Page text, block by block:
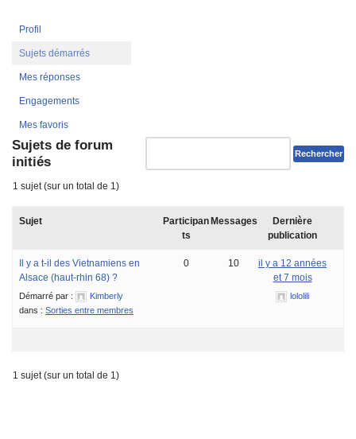
Profil
Sujets démarrés
Mes réponses
Engagements
Mes favoris
Sujets de forum
initiés
1 sujet (sur un total de 1)
Sujet
Participan
ts
Messages
Dernière
publication
Il y a t-il des Vietnamiens en
Alsace (haut-rhin 68) ?
Démarré par :
Kimberly
dans : Sorties entre membres
0 10
il y a 12 années
et 7 mois
lololili
1 sujet (sur un total de 1)